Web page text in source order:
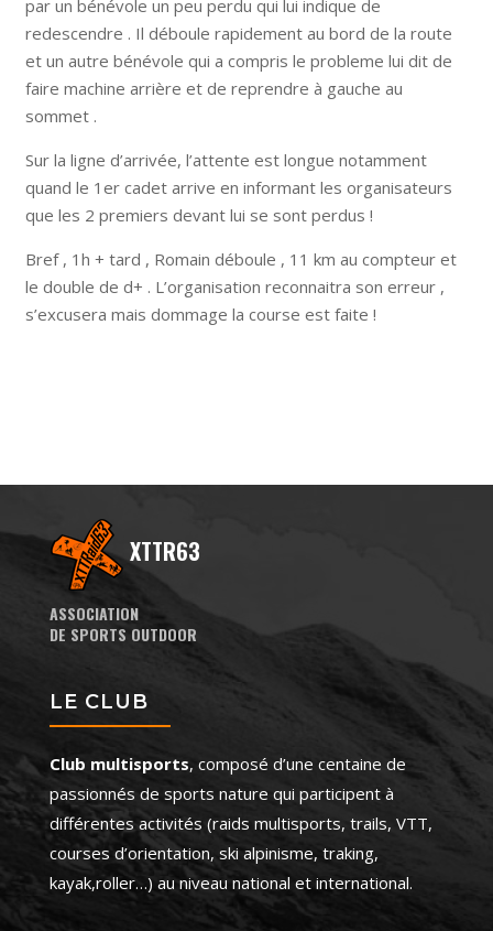
par un bénévole un peu perdu qui lui indique de
redescendre . Il déboule rapidement au bord de la route
et un autre bénévole qui a compris le probleme lui dit de
faire machine arrière et de reprendre à gauche au
sommet .
Sur la ligne d’arrivée, l’attente est longue notamment
quand le 1er cadet arrive en informant les organisateurs
que les 2 premiers devant lui se sont perdus !
Bref , 1h + tard , Romain déboule , 11 km au compteur et
le double de d+ . L’organisation reconnaitra son erreur ,
s’excusera mais dommage la course est faite !
XTTR63
ASSOCIATION
DE SPORTS OUTDOOR
LE CLUB
Club multisports, composé d’une centaine de
passionnés de sports nature qui participent à
différentes activités (raids multisports, trails, VTT,
courses d’orientation, ski alpinisme, traking,
kayak,roller…) au niveau national et international.